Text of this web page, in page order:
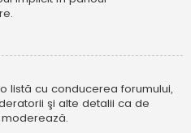
listă cu conducerea forumului,
şi alte detalii ca de